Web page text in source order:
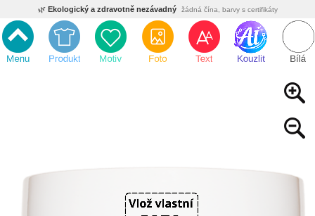
🌿 Ekologický a zdravotně nezávadný žádná čína, barvy s certifikáty
💡Inovativní výroba vlastní vývoj, nejnovější technologie
⚡ Rychlé dodání expedujeme do 24h
🏢 Výhodné pro firmy velké množstevní slevy